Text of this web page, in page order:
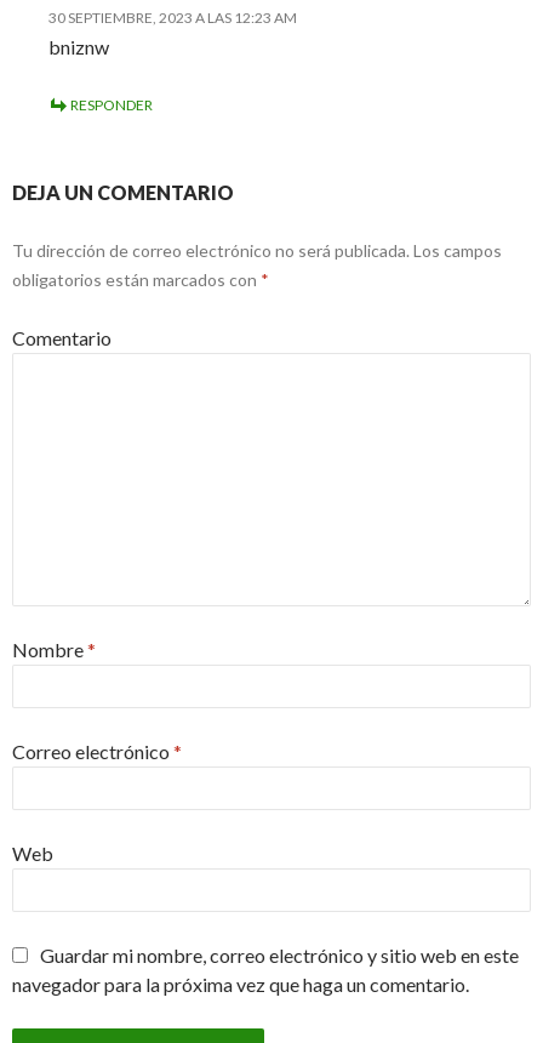
30 SEPTIEMBRE, 2023 A LAS 12:23 AM
bniznw
RESPONDER
DEJA UN COMENTARIO
Tu dirección de correo electrónico no será publicada. Los campos
obligatorios están marcados con *
Comentario
Nombre*
Correo electrónico *
Web
Guardar mi nombre, correo electrónico y sitio web en este
navegador para la próxima vez que haga un comentario.